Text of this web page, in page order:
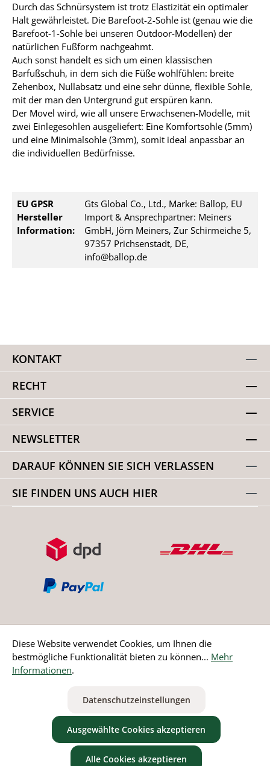
Durch das Schnürsystem ist trotz Elastizität ein optimaler
Halt gewährleistet. Die Barefoot-2-Sohle ist (genau wie die
Barefoot-1-Sohle bei unseren Outdoor-Modellen) der
natürlichen Fußform nachgeahmt.
Auch sonst handelt es sich um einen klassischen
Barfußschuh, in dem sich die Füße wohlfühlen: breite
Zehenbox, Nullabsatz und eine sehr dünne, flexible Sohle,
mit der man den Untergrund gut erspüren kann.
Der Movel wird, wie all unsere Erwachsenen-Modelle, mit
zwei Einlegesohlen ausgeliefert: Eine Komfortsohle (5mm)
und eine Minimalsohle (3mm), somit ideal anpassbar an
die individuellen Bedürfnisse.
EU GPSR
Hersteller
Information:
Gts Global Co., Ltd., Marke: Ballop, EU
Import & Ansprechpartner: Meiners
GmbH, Jörn Meiners, Zur Schirmeiche 5,
97357 Prichsenstadt, DE,
info@ballop.de
KONTAKT
RECHT
SERVICE
NEWSLETTER
DARAUF KÖNNEN SIE SICH VERLASSEN
SIE FINDEN UNS AUCH HIER
Bestellung widerrufen
ausgenommen Nicht EU-Länder
Diese Website verwendet Cookies, um Ihnen die
bestmögliche Funktionalität bieten zu können... Mehr
Informationen.
Datenschutzeinstellungen
Ausgewählte Cookies akzeptieren
Alle Cookies akzeptieren